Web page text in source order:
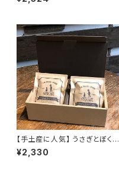
【手土産に人気】 うさぎとぼくの
昭和町ブレンド®︎ ドリップバッグ
10個入
¥2,330